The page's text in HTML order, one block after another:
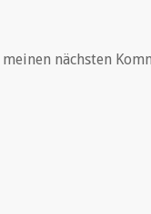
nächsten